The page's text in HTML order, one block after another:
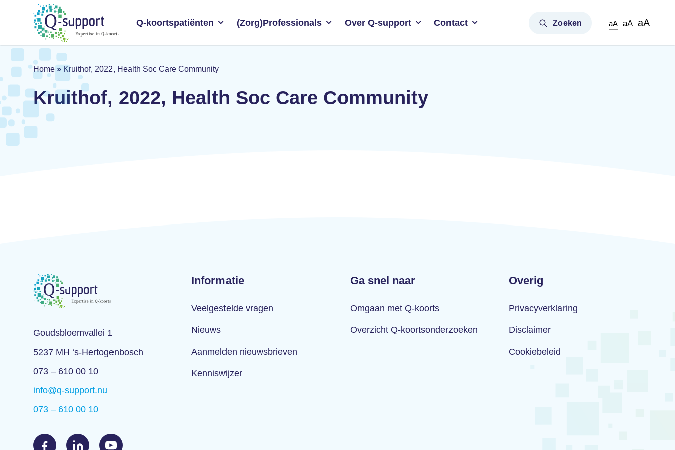
content
Q-koortspatiënten (Zorg)Professionals Over Q-support Contact Zoeken aA aA aA
Home» Kruithof, 2022, Health Soc Care Community
Kruithof, 2022, Health Soc Care Community
Goudsbloemvallei 1
5237 MH ‘s-Hertogenbosch
073 – 610 00 10
info@q-support.nu
073 – 610 00 10
Informatie
Veelgestelde vragen
Nieuws
Aanmelden nieuwsbrieven
Kenniswijzer
Ga snel naar
Omgaan met Q-koorts
Overzicht Q-koortsonderzoeken
Overig
Privacyverklaring
Disclaimer
Cookiebeleid